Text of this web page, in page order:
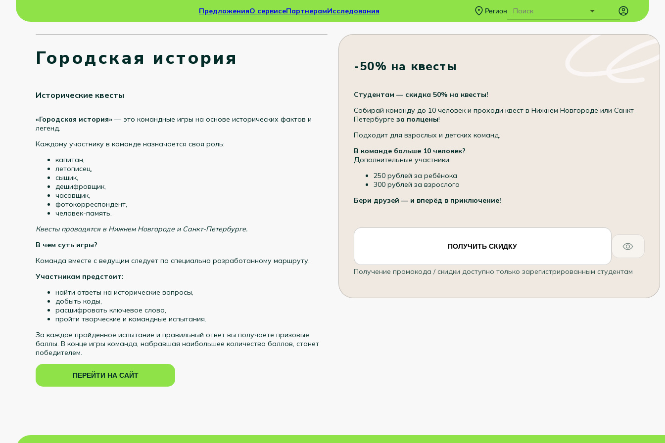
ПредложенияО сервисеПартнерамИсследования Регион
Городская история
Исторические квесты
«Городская история» — это командные игры на основе исторических фактов и
легенд.
Каждому участнику в команде назначается своя роль:
капитан,
летописец,
сыщик,
дешифровщик,
часовщик,
фотокорреспондент,
человек-память.
Квесты проводятся в Нижнем Новгороде и Санкт-Петербурге.
В чем суть игры?
Команда вместе с ведущим следует по специально разработанному маршруту.
Участникам предстоит:
найти ответы на исторические вопросы,
добыть коды,
расшифровать ключевое слово,
пройти творческие и командные испытания.
За каждое пройденное испытание и правильный ответ вы получаете призовые
баллы. В конце игры команда, набравшая наибольшее количество баллов, станет
победителем.
ПЕРЕЙТИ НА САЙТ
-50% на квесты
Студентам — скидка 50% на квесты!
Собирай команду до 10 человек и проходи квест в Нижнем Новгороде или Санкт-
Петербурге за полцены!
Подходит для взрослых и детских команд.
В команде больше 10 человек?
Дополнительные участники:
250 рублей за ребёнока
300 рублей за взрослого
Бери друзей — и вперёд в приключение!
ПОЛУЧИТЬ СКИДКУ
Получение промокода / скидки доступно только зарегистрированным студентам